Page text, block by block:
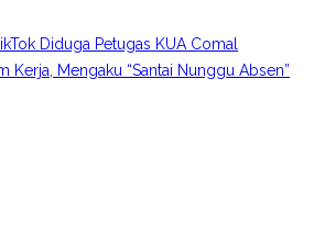
Diduga Petugas KUA Comal
Kerja, Mengaku “Santai Nunggu Absen”